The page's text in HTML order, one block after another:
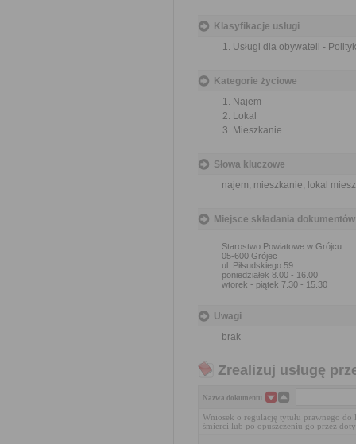
Klasyfikacje usługi
Usługi dla obywateli -
Kategorie życiowe
Najem
Lokal
Mieszkanie
Słowa kluczowe
najem, mieszkanie, lokal
Miejsce składania dokumentów
Starostwo Powiatowe w Grójcu
05-600 Grójec
ul. Piłsudskiego 59
poniedziałek 8.00 - 16.00
wtorek - piątek 7.30 - 15.30
Uwagi
brak
Zrealizuj usługę
Nazwa dokumentu
Wniosek o regulację tytułu prawnego
śmierci lub po opuszczeniu go przez